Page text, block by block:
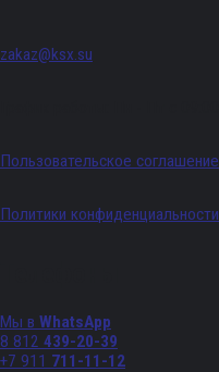
zakaz@ksx.su
Пользовательское соглашение
Политики конфиденциальности
Мы в WhatsApp
8 812 439-20-39
+7 911 711-11-12